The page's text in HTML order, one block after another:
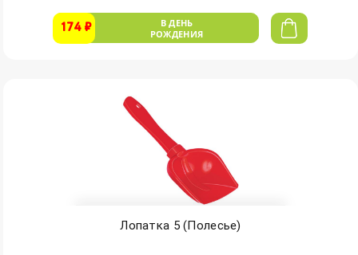
174 ₽
В ДЕНЬ
РОЖДЕНИЯ
Лопатка 5 (Полесье)